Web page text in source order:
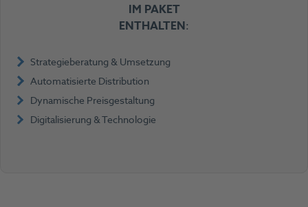
IM PAKET
ENTHALTEN:
Strategieberatung & Umsetzung
Automatisierte Distribution
Dynamische Preisgestaltung
Digitalisierung & Technologie